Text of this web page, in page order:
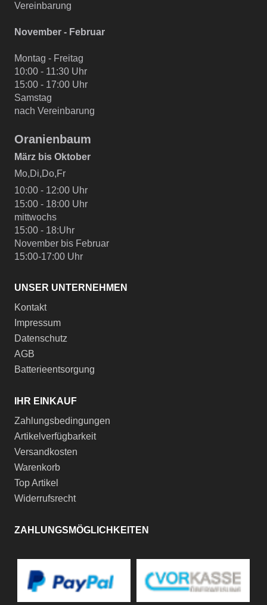
Vereinbarung
November - Februar
Montag - Freitag
10:00 - 11:30 Uhr
15:00 - 17:00 Uhr
Samstag
nach Vereinbarung
Oranienbaum
März bis Oktober
Mo,Di,Do,Fr
10:00 - 12:00 Uhr
15:00 - 18:00 Uhr
mittwochs
15:00 - 18:Uhr
November bis Februar
15:00-17:00 Uhr
UNSER UNTERNEHMEN
Kontakt
Impressum
Datenschutz
AGB
Batterieentsorgung
IHR EINKAUF
Zahlungsbedingungen
Artikelverfügbarkeit
Versandkosten
Warenkorb
Top Artikel
Widerrufsrecht
ZAHLUNGSMÖGLICHKEITEN